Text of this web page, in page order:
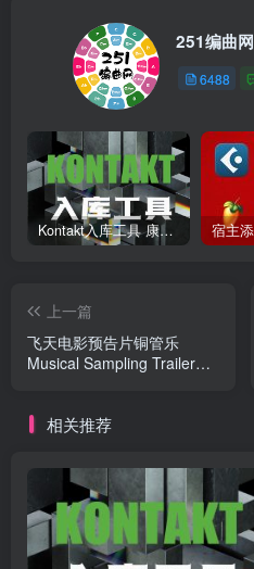
251编曲网
6488
Kontakt入库工具 康泰克入库教程
上一篇
飞天电影预告片铜管乐
Musical Sampling Trailer
相关推荐